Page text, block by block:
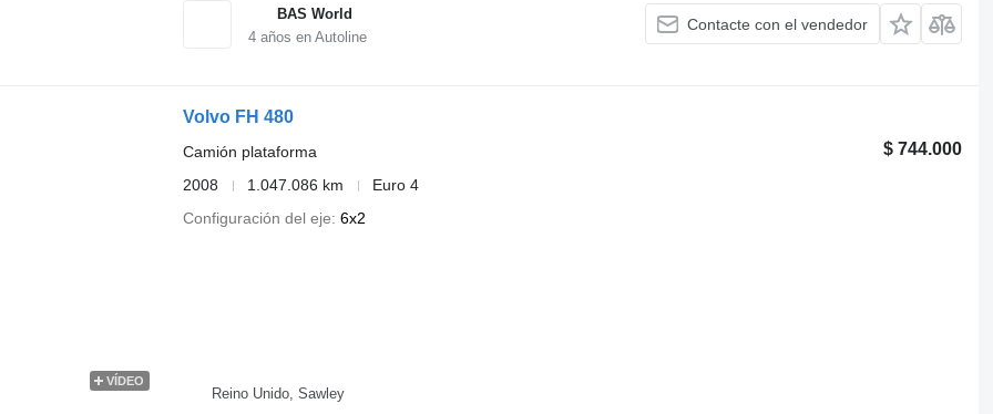
BAS World
4años en Autoline
Contacte con el vendedor
VÍDEO
Volvo FH 480
$ 744.000
Camión plataforma
2008
1.047.086 km
Euro 4
Configuración del eje 6x2
Reino Unido, Sawley